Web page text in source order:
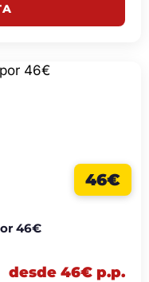
46€
46€
desde 46€ p.p.